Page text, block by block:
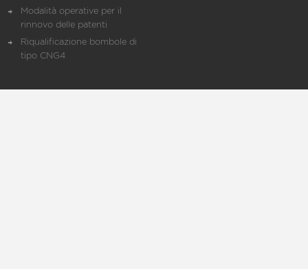
Modalità operative per il
rinnovo delle patenti
Riqualificazione bombole di
tipo CNG4